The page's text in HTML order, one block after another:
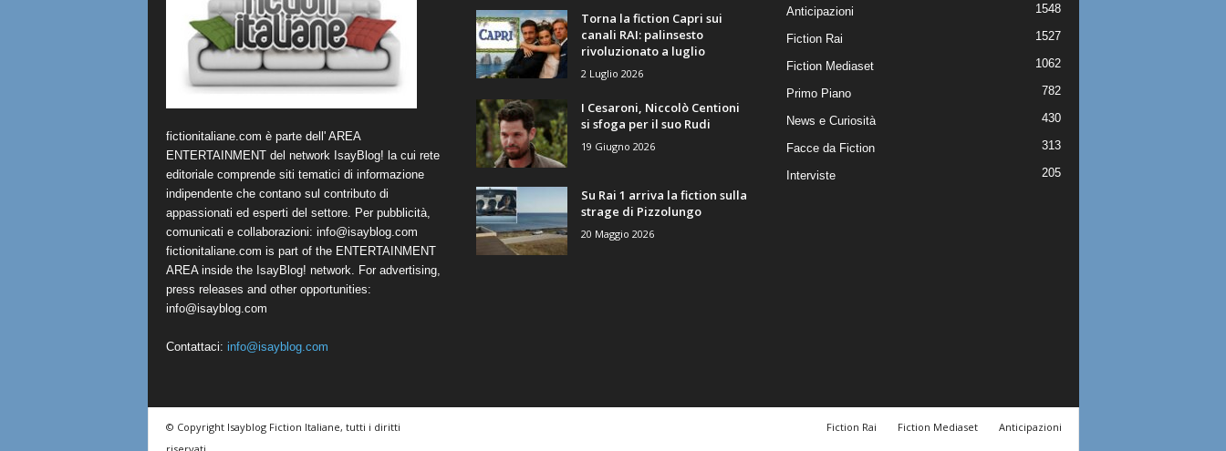
fictionitaliane.com è parte dell' AREA
ENTERTAINMENT del network IsayBlog! la cui rete
editoriale comprende siti tematici di informazione
indipendente che contano sul contributo di
appassionati ed esperti del settore. Per pubblicità,
comunicati e collaborazioni: info@isayblog.com
fictionitaliane.com is part of the ENTERTAINMENT
AREA inside the IsayBlog! network. For advertising,
press releases and other opportunities:
info@isayblog.com
Contattaci: info@isayblog.com
Torna la fiction Capri sui
canali RAI: palinsesto
rivoluzionato a luglio
2 Luglio 2026
I Cesaroni, Niccolò Centioni
si sfoga per il suo Rudi
19 Giugno 2026
Su Rai 1 arriva la fiction sulla
strage di Pizzolungo
20 Maggio 2026
Anticipazioni 1548
Fiction Rai 1527
Fiction Mediaset 1062
Primo Piano 782
News e Curiosità 430
Facce da Fiction 313
Interviste 205
Fiction Rai Fiction Mediaset Anticipazioni
© Copyright Isayblog Fiction Italiane, tutti i diritti